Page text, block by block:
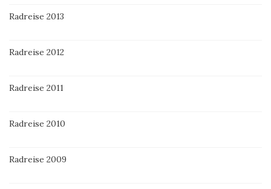
Radreise 2013
Radreise 2012
Radreise 2011
Radreise 2010
Radreise 2009